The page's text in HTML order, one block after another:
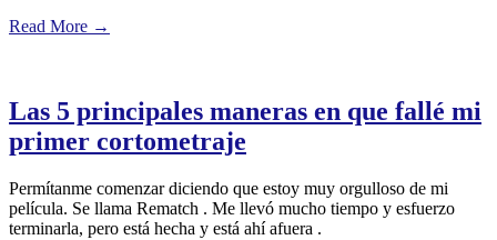
Read More →
Las 5 principales maneras en que fallé mi
primer cortometraje
Permítanme comenzar diciendo que estoy muy orgulloso de mi
película. Se llama Rematch . Me llevó mucho tiempo y esfuerzo
terminarla, pero está hecha y está ahí afuera .